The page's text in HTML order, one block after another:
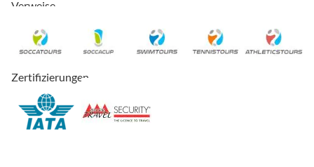
Verweise
Zertifizierungen